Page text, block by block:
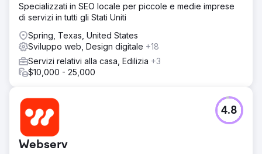
Specializzati in SEO locale per piccole e medie imprese
di servizi in tutti gli Stati Uniti
Spring, Texas, United States
Sviluppo web, Design digitale +18
Servizi relativi alla casa, Edilizia +3
$10,000 - 25,000
Webserv
4.8